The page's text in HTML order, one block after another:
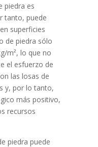
piedra es
tanto, puede
superficies
de piedra sólo
m², lo que no
el esfuerzo de
las losas de
y, por lo tanto,
más positivo,
recursos
piedra puede